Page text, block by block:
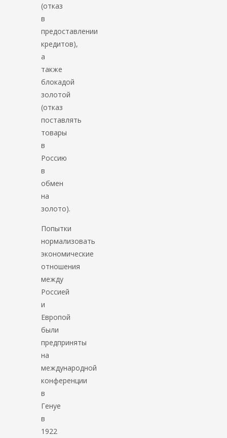
(отказ
в
предоставлении
кредитов),
а
также
блокадой
золотой
(отказ
поставлять
товары
в
Россию
в
обмен
на
золото).
Попытки
нормализовать
экономические
отношения
между
Россией
и
Европой
были
предприняты
на
международной
конференции
в
Генуе
в
1922